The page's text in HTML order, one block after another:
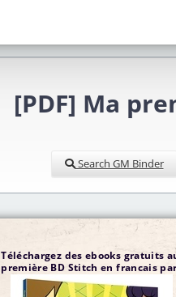
[PDF] Ma
Search GM Binder
Téléchargez des ebooks gratuits
première BD Stitch en francais